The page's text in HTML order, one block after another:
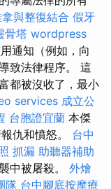
與整復結合 假牙
骨塔 wordpress
通知（例如，向
致法律程序。 這
都被沒收了，最小
services 成立公
台胞證宜蘭 本傑
仇和憤怒。 台中
抓漏 助聽器補助
中被屠殺。 外燴
隊 台中腳底按摩療